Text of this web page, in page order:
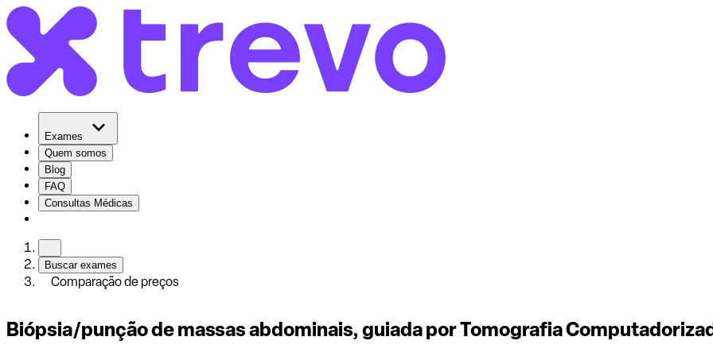
Exames
Quem somos
Blog
FAQ
Consultas Médicas
Buscar exames
Comparação de preços
Biópsia/punção de massas abdominais, guiada por Tomografia